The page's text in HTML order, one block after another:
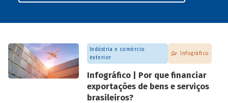
Indústria e comércio
exterior
Infográfico
Infográfico | Por que financiar
exportações de bens e serviços
brasileiros?